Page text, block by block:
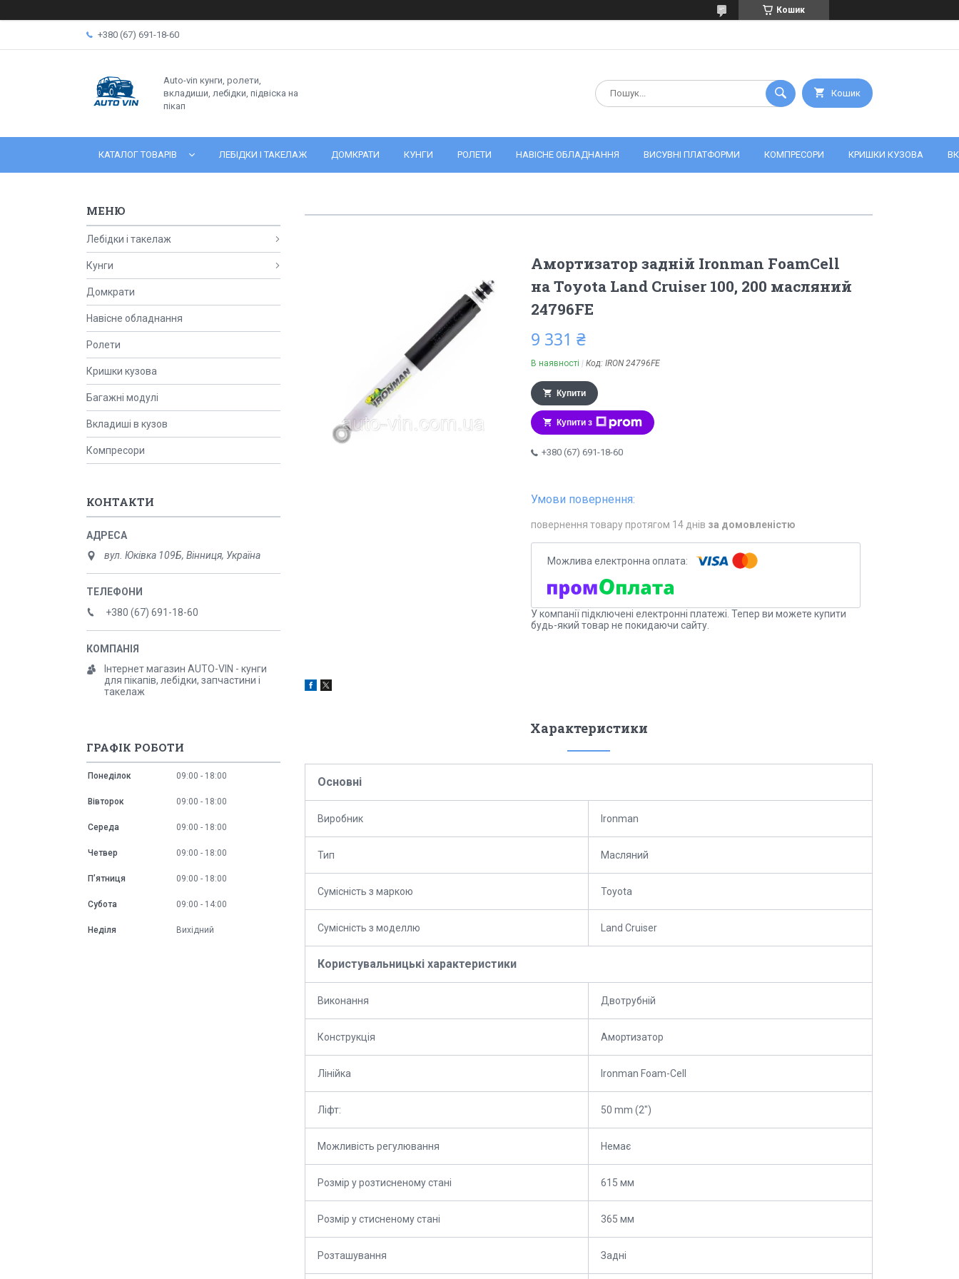
Кошик
+380 (67) 691-18-60
Auto-vin кунги, ролети,
вкладиши, лебідки, підвіска на
пікап
Кошик
КАТАЛОГ ТОВАРІВ ЛЕБІДКИ І ТАКЕЛАЖ ДОМКРАТИ КУНГИ РОЛЕТИ НАВІСНЕ ОБЛАДНАННЯ ВИСУВНІ ПЛАТФОРМИ КОМПРЕСОРИ КРИШКИ КУЗОВА
Амортизатор задній Ironman FoamCell
на Toyota Land Cruiser 100, 200 масляний
24796FE
9 331 ₴
В наявності Код: IRON 24796FE
Купити
Купити з
+380 (67) 691-18-60
повернення товару протягом 14 днів за домовленістю
У компанії підключені електронні платежі. Тепер ви можете купити
будь-який товар не покидаючи сайту.
Характеристики
Основні
Виробник Ironman
Тип Масляний
Сумісність з маркою Toyota
Сумісність з моделлю Land Cruiser
Користувальницькі характеристики
Виконання Двотрубній
Конструкція Амортизатор
Лінійка Ironman Foam-Cell
Ліфт: 50 mm (2")
Можливість регулювання Немає
Розмір у розтисненому стані 615 мм
Розмір у стисненому стані 365 мм
Розташування Задні
Лебідки і такелаж
Кунги
Домкрати
Навісне обладнання
Ролети
Кришки кузова
Багажні модулі
Вкладиші в кузов
Компресори
КОНТАКТИ
вул. Юківка 109Б, Вінниця, Україна
+380 (67) 691-18-60
Інтернет магазин AUTO-VIN - кунги
для пікапів, лебідки, запчастини і
такелаж
ГРАФІК РОБОТИ
Понеділок 09:00 18:00
Вівторок 09:00 18:00
Середа 09:00 18:00
Четвер 09:00 18:00
Пʼятниця 09:00 18:00
Субота 09:00 14:00
Неділя Вихідний